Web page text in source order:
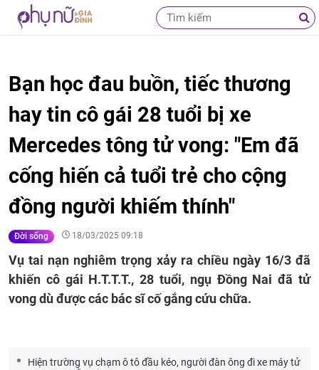
Bạn học đau buồn, tiếc thương
hay tin cô gái 28 tuổi bị xe
Mercedes tông tử vong: "Em đã
cống hiến cả tuổi trẻ cho cộng
đồng người khiếm thính"
Đời sống 18/03/2025 09:18
Vụ tai nạn nghiêm trọng xảy ra chiều ngày 16/3 đã
khiến cô gái H.T.T.T., 28 tuổi, ngụ Đồng Nai đã tử
vong dù được các bác sĩ cố gắng cứu chữa.
Hiện trường vụ chạm ô tô đầu kéo, người đàn ông đi xe máy tử